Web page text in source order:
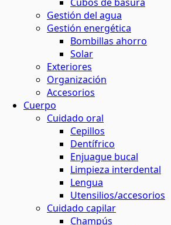
Gestión del agua
Gestión energética
Bombillas ahorro
Solar
Exteriores
Organización
Accesorios
Cuerpo
Cuidado oral
Cepillos
Dentífrico
Enjuague bucal
Limpieza interdental
Lengua
Utensilios/accesorios
Cuidado capilar
Champús